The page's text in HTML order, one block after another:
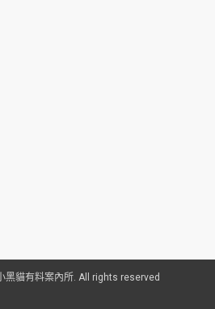
黑貓有料案內所. All rights reserved